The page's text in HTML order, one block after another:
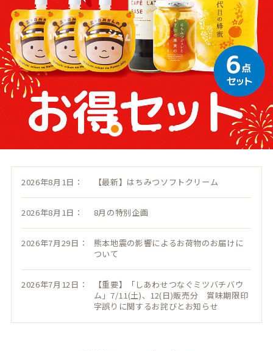
2026年8月1日： 【最新】はちみつソフトクリーム
2026年8月1日： 8月の特別企画
2026年7月29日：
熊本地震の影響によるお荷物のお届けに
ついて
2026年7月12日：
【重要】「しあわせつなぐミツバチバウ
ム」7/11(土)、12(日)販売分 賞味期限印
字誤りに関するお詫びとお知らせ